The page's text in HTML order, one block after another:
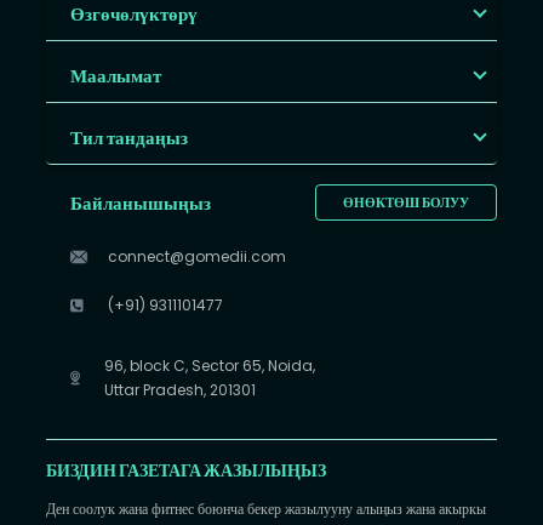
Өзгөчөлүктөрү
Маалымат
Тил тандаңыз
ӨНӨКТӨШ БОЛУУ
Байланышыңыз
connect@gomedii.com
(+91) 9311101477
96, block C, Sector 65, Noida,
Uttar Pradesh, 201301
БИЗДИН ГАЗЕТАГА ЖАЗЫЛЫҢЫЗ
Ден соолук жана фитнес боюнча бекер жазылууну алыңыз жана акыркы